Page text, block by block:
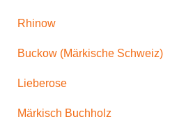
Rhinow
Buckow (Märkische Schweiz)
Lieberose
Märkisch Buchholz